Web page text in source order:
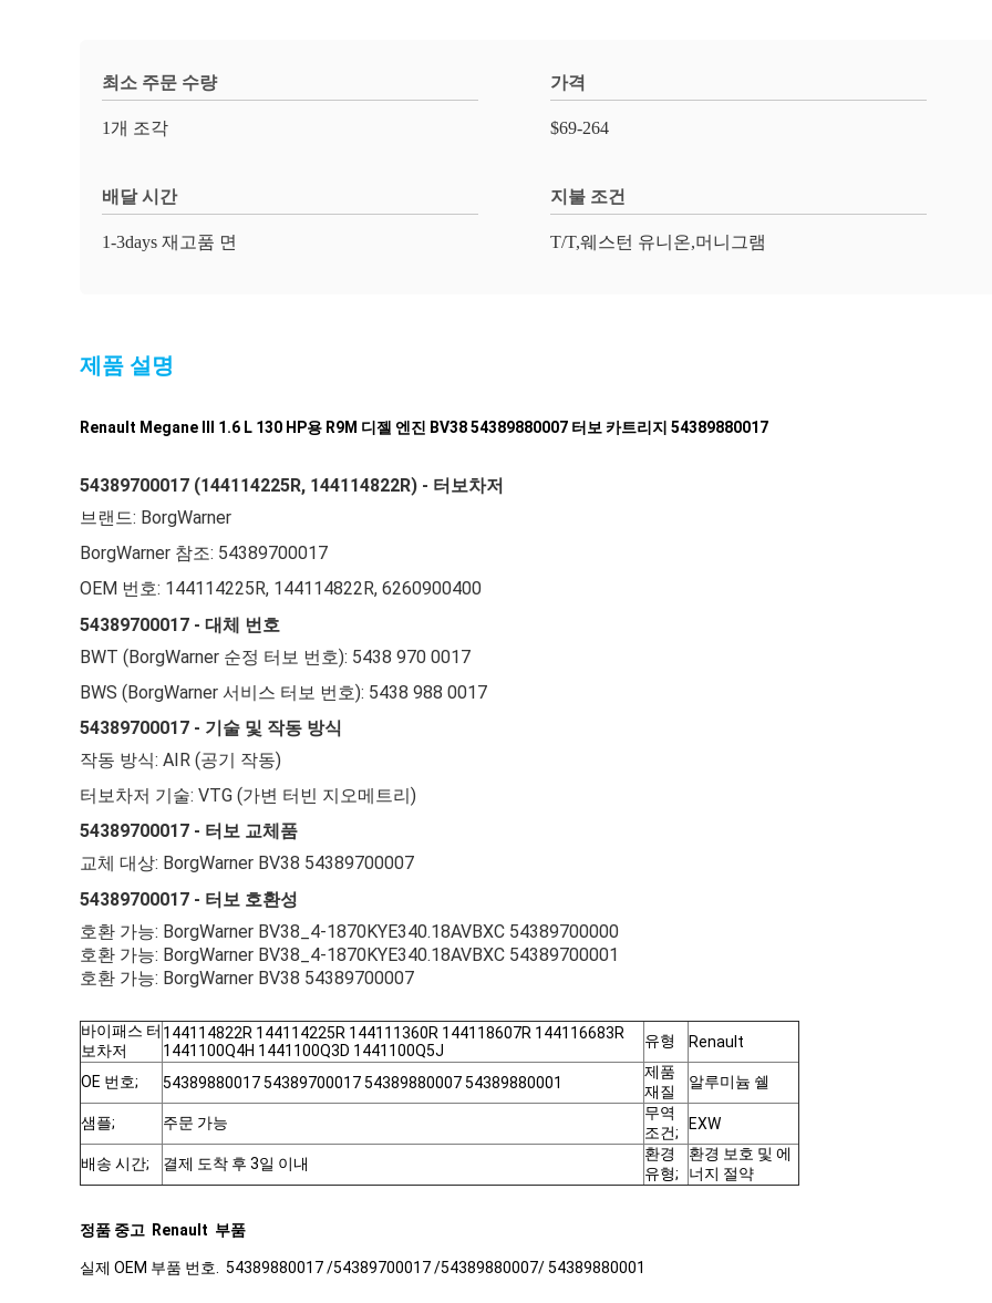
최소 주문 수량
1개 조각
가격
$69-264
배달 시간
1-3days 재고품 면
지불 조건
T/T,웨스턴 유니온,머니그램
제품 설명
Renault Megane III 1.6 L 130 HP용 R9M 디젤 엔진 BV38 54389880007 터보 카트리지 54389880017
54389700017 (144114225R, 144114822R) - 터보차저
브랜드: BorgWarner
BorgWarner 참조: 54389700017
OEM 번호: 144114225R, 144114822R, 6260900400
54389700017 - 대체 번호
BWT (BorgWarner 순정 터보 번호): 5438 970 0017
BWS (BorgWarner 서비스 터보 번호): 5438 988 0017
54389700017 - 기술 및 작동 방식
작동 방식: AIR (공기 작동)
터보차저 기술: VTG (가변 터빈 지오메트리)
54389700017 - 터보 교체품
교체 대상: BorgWarner BV38 54389700007
54389700017 - 터보 호환성
호환 가능: BorgWarner BV38_4-1870KYE340.18AVBXC 54389700000
호환 가능: BorgWarner BV38_4-1870KYE340.18AVBXC 54389700001
호환 가능: BorgWarner BV38 54389700007
바이패스 터
보차저
144114822R 144114225R 144111360R 144118607R 144116683R
1441100Q4H 1441100Q3D 1441100Q5J
유형 Renault
OE 번호; 54389880017 54389700017 54389880007 54389880001
제품
재질
알루미늄 쉘
샘플; 주문 가능
무역
조건;
EXW
배송 시간; 결제 도착 후 3일 이내
환경
유형;
환경 보호 및 에
너지 절약
정품 중고 Renault 부품
실제 OEM 부품 번호. 54389880017 /54389700017 /54389880007/ 54389880001